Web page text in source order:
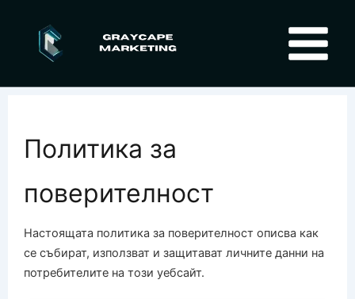
content
Политика за
поверителност
Настоящата политика за поверителност описва как
се събират, използват и защитават личните данни на
потребителите на този уебсайт.